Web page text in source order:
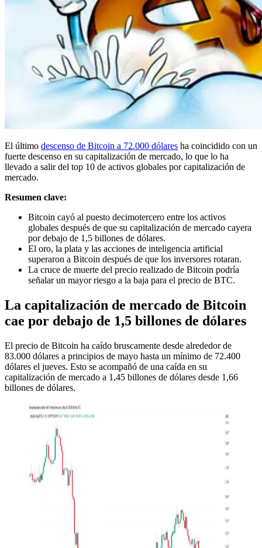
El último descenso de Bitcoin a 72.000 dólares ha coincidido con un
fuerte descenso en su capitalización de mercado, lo que lo ha
llevado a salir del top 10 de activos globales por capitalización de
mercado.
Resumen clave:
Bitcoin cayó al puesto decimotercero entre los activos
globales después de que su capitalización de mercado cayera
por debajo de 1,5 billones de dólares.
El oro, la plata y las acciones de inteligencia artificial
superaron a Bitcoin después de que los inversores rotaran.
La cruce de muerte del precio realizado de Bitcoin podría
señalar un mayor riesgo a la baja para el precio de BTC.
La capitalización de mercado de Bitcoin
cae por debajo de 1,5 billones de dólares
El precio de Bitcoin ha caído bruscamente desde alrededor de
83.000 dólares a principios de mayo hasta un mínimo de 72.400
dólares el jueves. Esto se acompañó de una caída en su
capitalización de mercado a 1,45 billones de dólares desde 1,66
billones de dólares.